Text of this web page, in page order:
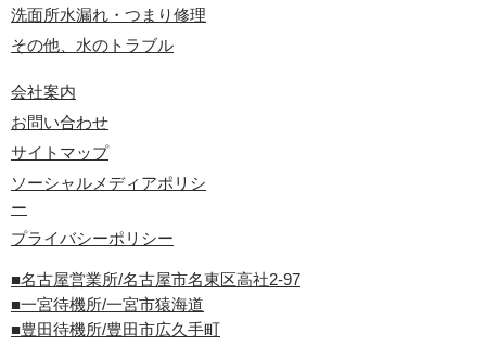
洗面所水漏れ・つまり修理
その他、水のトラブル
会社案内
お問い合わせ
サイトマップ
ソーシャルメディアポリシ
ー
プライバシーポリシー
■名古屋営業所/名古屋市名東区高社2-97
■一宮待機所/一宮市猿海道
■豊田待機所/豊田市広久手町